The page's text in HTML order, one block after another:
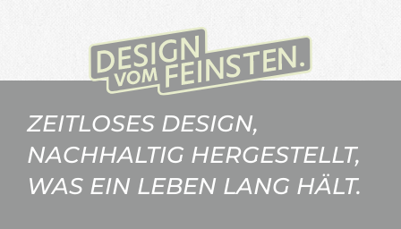
ZEITLOSES DESIGN,
NACHHALTIG HERGESTELLT,
WAS EIN LEBEN LANG HÄLT.